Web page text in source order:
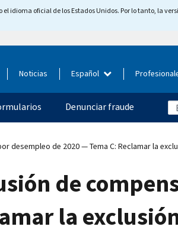
idioma oficial de los Estados Unidos. Por lo tanto, la
Noticias Español
Denunciar fraude
desempleo de 2020 — Tema C: Reclamar la
de
la